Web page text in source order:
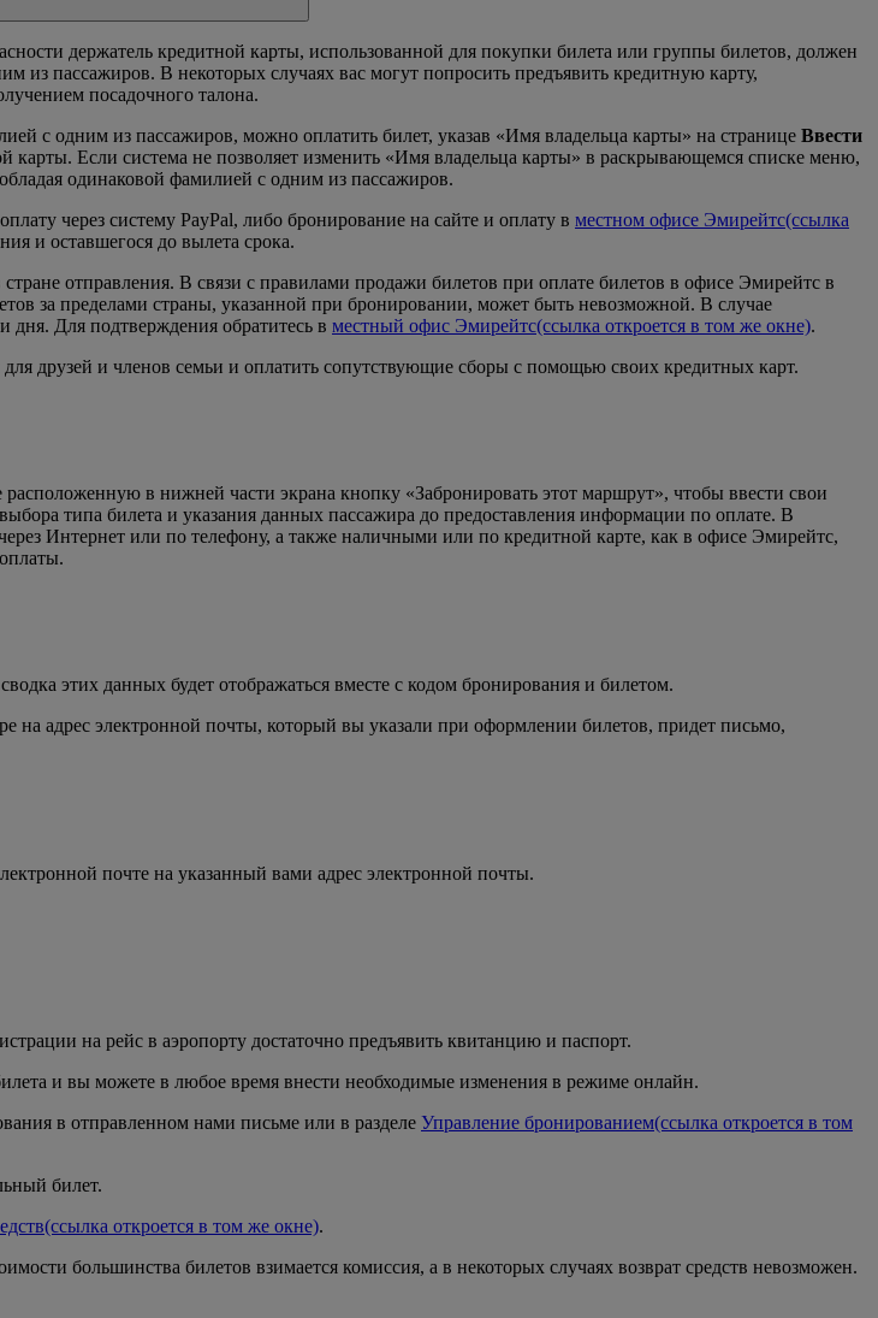
держатель кредитной карты, использованной для покупки билета или группы билетов, должен
из пассажиров. В некоторых случаях вас могут попросить предъявить кредитную карту,
посадочного талона.
с одним из пассажиров, можно оплатить билет, указав «Имя владельца карты» на странице Ввести
карты. Если система не позволяет изменить «Имя владельца карты» в раскрывающемся списке меню,
одинаковой фамилией с одним из пассажиров.
через систему PayPal, либо бронирование на сайте и оплату в местном офисе Эмирейтс(ссылка
и оставшегося до вылета срока.
отправления. В связи с правилами продажи билетов при оплате билетов в офисе Эмирейтс в
за пределами страны, указанной при бронировании, может быть невозможной. В случае
дня. Для подтверждения обратитесь в местный офис Эмирейтс(ссылка откроется в том же окне).
друзей и членов семьи и оплатить сопутствующие сборы с помощью своих кредитных карт.
в нижней части экрана кнопку «Забронировать этот маршрут», чтобы ввести свои
типа билета и указания данных пассажира до предоставления информации по оплате. В
Интернет или по телефону, а также наличными или по кредитной карте, как в офисе Эмирейтс,
этих данных будет отображаться вместе с кодом бронирования и билетом.
на адрес электронной почты, который вы указали при оформлении билетов, придет письмо,
почте на указанный вами адрес электронной почты.
на рейс в аэропорту достаточно предъявить квитанцию и паспорт.
и вы можете в любое время внести необходимые изменения в режиме онлайн.
в отправленном нами письме или в разделе Управление бронированием(ссылка откроется в том
билет.
(ссылка откроется в том же окне).
большинства билетов взимается комиссия, а в некоторых случаях возврат средств невозможен.